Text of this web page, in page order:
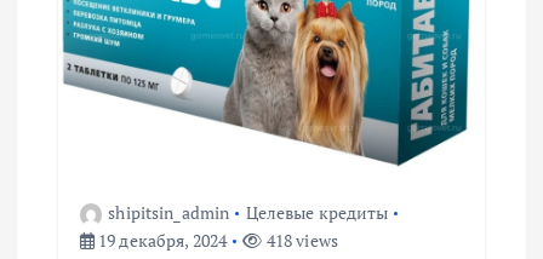
я
п
shipitsin_admin
Целевые кредиты
19 декабря, 2024
418 views